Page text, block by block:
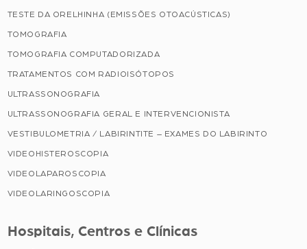
TESTE DA ORELHINHA (EMISSÕES OTOACÚSTICAS)
TOMOGRAFIA
TOMOGRAFIA COMPUTADORIZADA
TRATAMENTOS COM RADIOISÓTOPOS
ULTRASSONOGRAFIA
ULTRASSONOGRAFIA GERAL E INTERVENCIONISTA
VESTIBULOMETRIA / LABIRINTITE – EXAMES DO LABIRINTO
VIDEOHISTEROSCOPIA
VIDEOLAPAROSCOPIA
VIDEOLARINGOSCOPIA
Hospitais, Centros e Clínicas